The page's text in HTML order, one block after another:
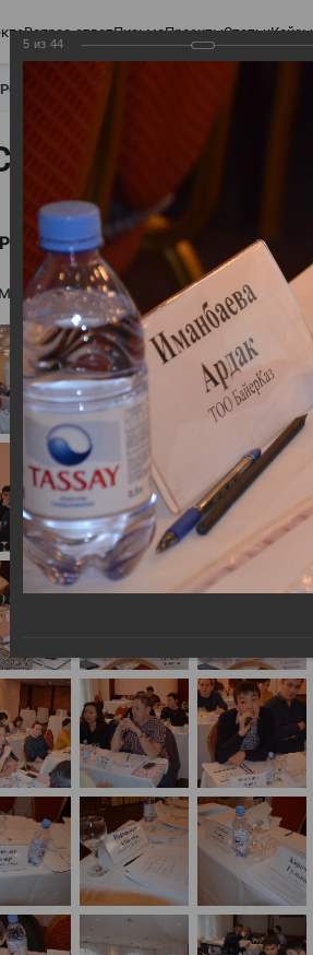
Вопрос-ответПисьмаПроектыСтатьиКейсы
СЧЕТА-ФАКТУРЫ. ВИРТУАЛЬНЫЙ
ФАКТУРЫ.
ВИРТУАЛЬНЫЙ СКЛАД.
5 из 44